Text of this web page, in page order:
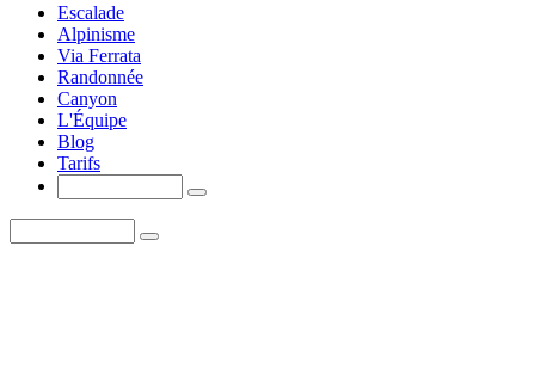
Escalade
Alpinisme
Via Ferrata
Randonnée
Canyon
L'Équipe
Blog
Tarifs